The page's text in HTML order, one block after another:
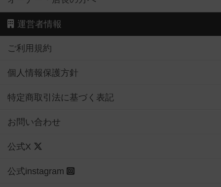
運営者情報
ご利用規約
個人情報保護方針
特定商取引法に基づく表記
お問い合わせ
公式X
公式instagram